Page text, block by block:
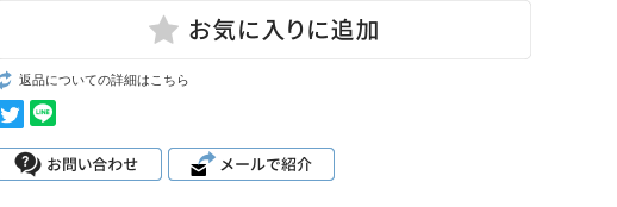
返品についての詳細はこちら